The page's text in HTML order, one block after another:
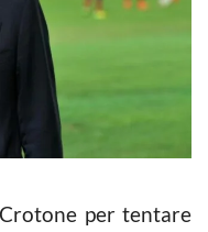
per tentare